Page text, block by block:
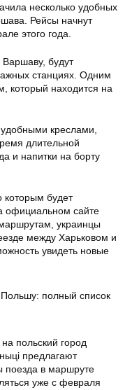
несколько удобных
Рейсы начнут
этого года.
будут
станциях. Одним
который находится на
креслами,
длительной
и напитки на борту
которым будет
официальном сайте
украинцы
между Харьковом и
увидеть новые
польский город
предлагают
поезда в маршруте
уже с февраля